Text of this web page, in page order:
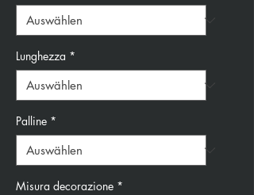
Lunghezza *
Palline *
Misura decorazione *